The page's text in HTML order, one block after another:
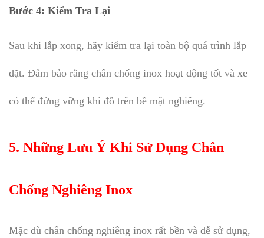
Bước 4: Kiểm Tra Lại
Sau khi lắp xong, hãy kiểm tra lại toàn bộ quá trình lắp
đặt. Đảm bảo rằng chân chống inox hoạt động tốt và xe
có thể đứng vững khi đỗ trên bề mặt nghiêng.
5. Những Lưu Ý Khi Sử Dụng Chân
Chống Nghiêng Inox
Mặc dù chân chống nghiêng inox rất bền và dễ sử dụng,